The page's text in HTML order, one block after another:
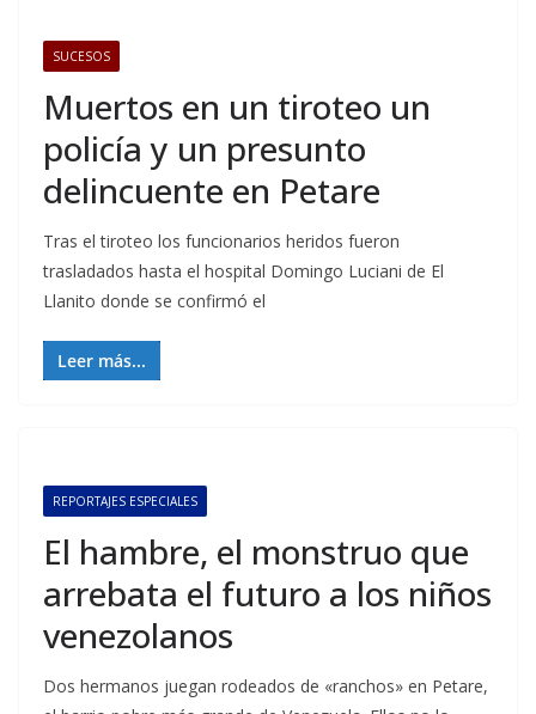
SUCESOS
Muertos en un tiroteo un
policía y un presunto
delincuente en Petare
Tras el tiroteo los funcionarios heridos fueron
trasladados hasta el hospital Domingo Luciani de El
Llanito donde se confirmó el
Leer más...
REPORTAJES ESPECIALES
El hambre, el monstruo que
arrebata el futuro a los niños
venezolanos
Dos hermanos juegan rodeados de «ranchos» en Petare,